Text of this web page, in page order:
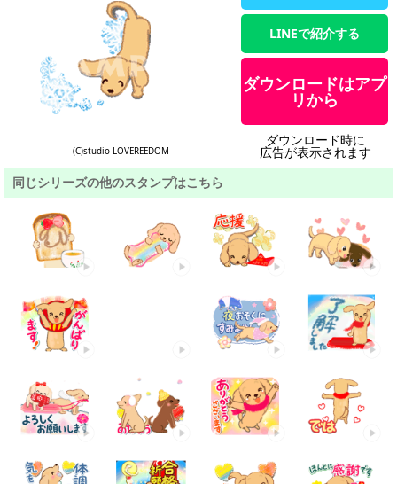
(C)studio LOVEREEDOM
LINEで紹介する
ダウンロードはアプ
リから
ダウンロード時に
広告が表示されます
同じシリーズの他のスタンプはこちら